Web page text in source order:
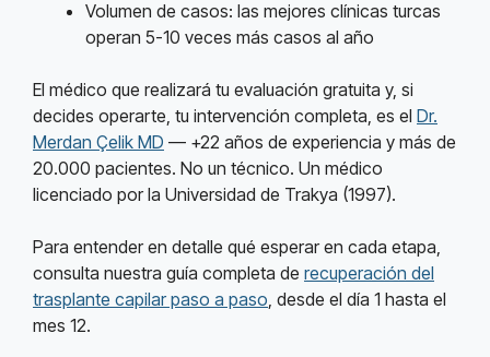
Volumen de casos: las mejores clínicas turcas
operan 5-10 veces más casos al año
El médico que realizará tu evaluación gratuita y, si
decides operarte, tu intervención completa, es el Dr.
Merdan Çelik MD — +22 años de experiencia y más de
20.000 pacientes. No un técnico. Un médico
licenciado por la Universidad de Trakya (1997).
Para entender en detalle qué esperar en cada etapa,
consulta nuestra guía completa de recuperación del
trasplante capilar paso a paso , desde el día 1 hasta el
mes 12.